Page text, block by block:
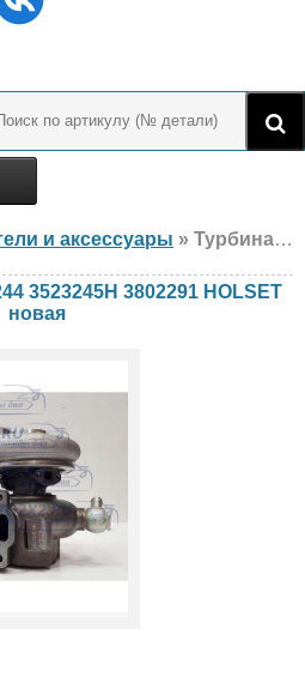
и аксессуары » Турбина HOLSET 3523244 3523245H 3802291 Komatsu, CASE, Atlas, новая
3523245H 3802291 HOLSET
новая